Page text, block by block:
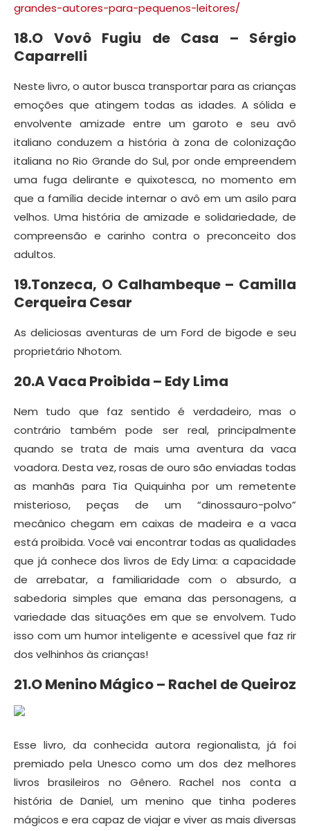
grandes-autores-para-pequenos-leitores/
18.O Vovô Fugiu de Casa – Sérgio
Caparrelli
Neste livro, o autor busca transportar para as crianças
emoções que atingem todas as idades. A sólida e
envolvente amizade entre um garoto e seu avô
italiano conduzem a história à zona de colonização
italiana no Rio Grande do Sul, por onde empreendem
uma fuga delirante e quixotesca, no momento em
que a família decide internar o avô em um asilo para
velhos. Uma história de amizade e solidariedade, de
compreensão e carinho contra o preconceito dos
adultos.
19.Tonzeca, O Calhambeque – Camilla
Cerqueira Cesar
As deliciosas aventuras de um Ford de bigode e seu
proprietário Nhotom.
20.A Vaca Proibida – Edy Lima
Nem tudo que faz sentido é verdadeiro, mas o
contrário também pode ser real, principalmente
quando se trata de mais uma aventura da vaca
voadora. Desta vez, rosas de ouro são enviadas todas
as manhãs para Tia Quiquinha por um remetente
misterioso, peças de um “dinossauro-polvo”
mecânico chegam em caixas de madeira e a vaca
está proibida. Você vai encontrar todas as qualidades
que já conhece dos livros de Edy Lima: a capacidade
de arrebatar, a familiaridade com o absurdo, a
sabedoria simples que emana das personagens, a
variedade das situações em que se envolvem. Tudo
isso com um humor inteligente e acessível que faz rir
dos velhinhos às crianças!
21.O Menino Mágico – Rachel de Queiroz
Esse livro, da conhecida autora regionalista, já foi
premiado pela Unesco como um dos dez melhores
livros brasileiros no Gênero. Rachel nos conta a
história de Daniel, um menino que tinha poderes
mágicos e era capaz de viajar e viver as mais diversas